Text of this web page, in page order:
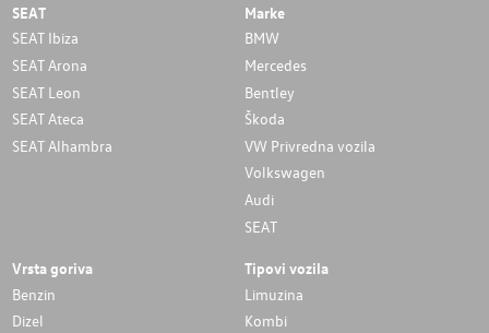
SEAT
SEAT Ibiza
SEAT Arona
SEAT Leon
SEAT Ateca
SEAT Alhambra
Marke
BMW
Mercedes
Bentley
Škoda
VW Privredna vozila
Volkswagen
Audi
SEAT
Vrsta goriva
Benzin
Dizel
Tipovi vozila
Limuzina
Kombi